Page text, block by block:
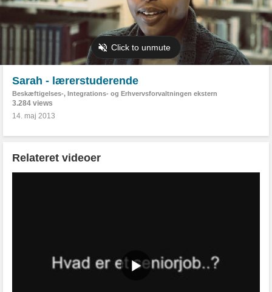
Sarah - lærerstuderende
Beskæftigelses-, Integrations- og Erhvervsforvaltningen ekstern
3.284 views
14. maj 2013
Relateret videoer